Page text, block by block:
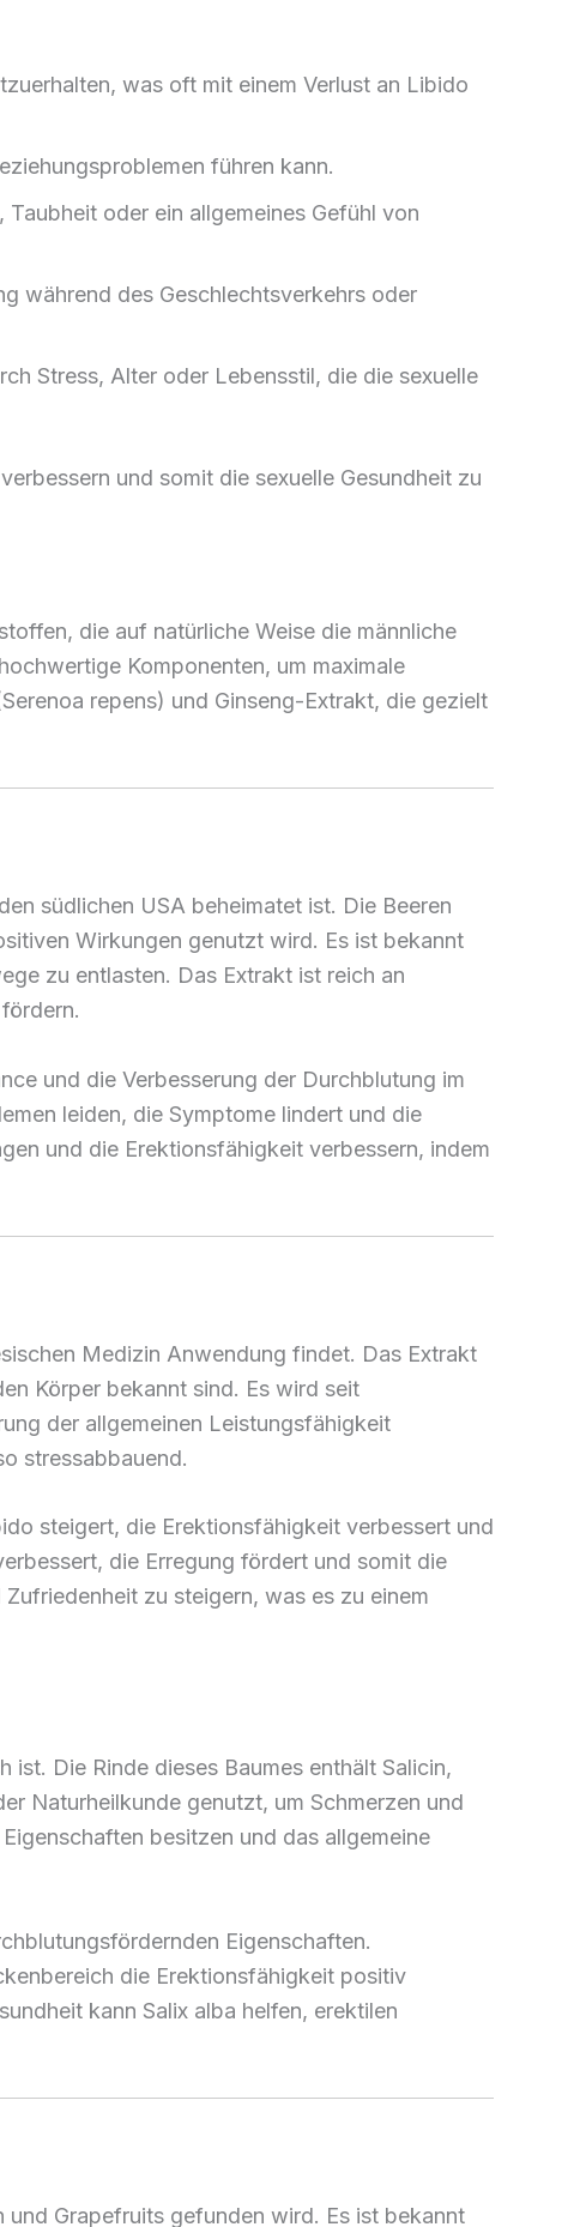
was oft mit einem Verlust an Libido
führen kann.
oder ein allgemeines Gefühl von
während des Geschlechtsverkehrs oder
Stress, Alter oder Lebensstil, die die sexuelle
und somit die sexuelle Gesundheit zu
die auf natürliche Weise die männliche
Komponenten, um maximale
repens) und Ginseng-Extrakt, die gezielt
südlichen USA beheimatet ist. Die Beeren
Wirkungen genutzt wird. Es ist bekannt
zu entlasten. Das Extrakt ist reich an
und die Verbesserung der Durchblutung im
leiden, die Symptome lindert und die
und die Erektionsfähigkeit verbessern, indem
Medizin Anwendung findet. Das Extrakt
Körper bekannt sind. Es wird seit
der allgemeinen Leistungsfähigkeit
stressabbauend.
steigert, die Erektionsfähigkeit verbessert und
die Erregung fördert und somit die
zu steigern, was es zu einem
ist. Die Rinde dieses Baumes enthält Salicin,
Naturheilkunde genutzt, um Schmerzen und
besitzen und das allgemeine
Eigenschaften.
die Erektionsfähigkeit positiv
kann Salix alba helfen, erektilen
Grapefruits gefunden wird. Es ist bekannt